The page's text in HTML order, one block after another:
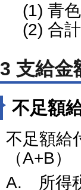
(1) 青色
(2) 合計
3 支給金
不足額
不足額給
（A+B
A. 所得